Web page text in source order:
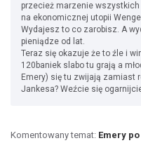
przecież marzenie
na ekonomicznej utopii
Wydajesz to co zarobisz. A
pieniądze od lat.
Teraz się okazuje że to źle i
120baniek slabo tu grają a
Emery) się tu zwijają zamiast
Jankesa? Weźcie się
Komentowany temat: Emery